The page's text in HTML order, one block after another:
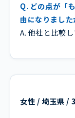
Q. どの点が「
由になりました
A. 他社と比較し
女性 / 埼玉県 /